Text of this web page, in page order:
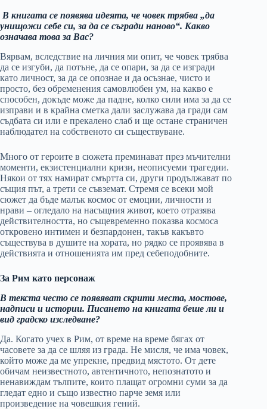
В книгата се появява идеята, че човек трябва „да
унищожи себе си, за да се съгради наново“. Какво
означава това за Вас?
Вярвам, вследствие на личния ми опит, че човек трябва
да се изгуби, да потъне, да се опари, за да се изгради
като личност, за да се опознае и да осъзнае, чисто и
просто, без обременения самовлюбен ум, на какво е
способен, докъде може да падне, колко сили има за да се
изправи и в крайна сметка дали заслужава да гради сам
съдбата си или е прекалено слаб и ще остане страничен
наблюдател на собственото си съществуване.
Много от героите в сюжета преминават през мъчителни
моменти, екзистенциални кризи, неописуеми трагедии.
Някои от тях намират смъртта си, други продължават по
същия път, а трети се съвземат. Стремя се всеки мой
сюжет да бъде малък космос от емоции, личности и
нрави – огледало на насъщния живот, което отразява
действителността, но същевременно показва космоса
откровено интимен и безпардонен, такъв какъвто
съществува в душите на хората, но рядко се проявява в
действията и отношенията им пред себеподобните.
За Рим като персонаж
В текста често се появяват скрити места, мостове,
надписи и истории. Писането на книгата беше ли и
вид градско изследване?
Да. Когато учех в Рим, от време на време бягах от
часовете за да се шляя из града. Не мисля, че има човек,
който може да ме упрекне, предвид мястото. От дете
обичам неизвестното, автентичното, непознатото и
ненавиждам тълпите, които плащат огромни суми за да
гледат едно и също известно парче земя или
произведение на човешкия гений.